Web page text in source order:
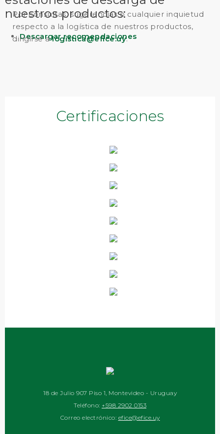
nuestros productos:
Descargar recomendaciones
Por consultas, sugerencias o cualquier inquietud
respecto a la logística de nuestros productos,
dirigirse alogistica@efice.uy.
Certificaciones
18 de Julio 907 Piso 1, Montevideo - Uruguay
Teléfono: +598 2902 0153
Correo electrónico: efice@efice.uy